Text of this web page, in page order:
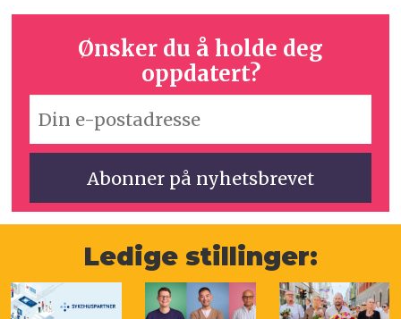
Ønsker du å holde deg
oppdatert?
Ledige stillinger: